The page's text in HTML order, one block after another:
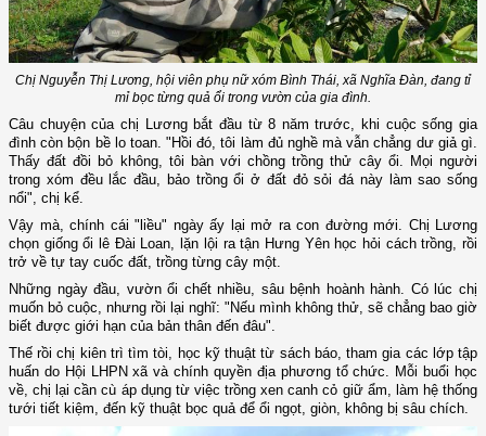
Chị Nguyễn Thị Lương, hội viên phụ nữ xóm Bình Thái, xã Nghĩa Đàn, đang tỉ
mỉ bọc từng quả ổi trong vườn của gia đình.
Câu chuyện của chị Lương bắt đầu từ 8 năm trước, khi cuộc sống gia
đình còn bộn bề lo toan. "Hồi đó, tôi làm đủ nghề mà vẫn chẳng dư giả gì.
Thấy đất đồi bỏ không, tôi bàn với chồng trồng thử cây ổi. Mọi người
trong xóm đều lắc đầu, bảo trồng ổi ở đất đỏ sỏi đá này làm sao sống
nổi", chị kể.
Vậy mà, chính cái "liều" ngày ấy lại mở ra con đường mới. Chị Lương
chọn giống ổi lê Đài Loan, lặn lội ra tận Hưng Yên học hỏi cách trồng, rồi
trở về tự tay cuốc đất, trồng từng cây một.
Những ngày đầu, vườn ổi chết nhiều, sâu bệnh hoành hành. Có lúc chị
muốn bỏ cuộc, nhưng rồi lại nghĩ: "Nếu mình không thử, sẽ chẳng bao giờ
biết được giới hạn của bản thân đến đâu".
Thế rồi chị kiên trì tìm tòi, học kỹ thuật từ sách báo, tham gia các lớp tập
huấn do Hội LHPN xã và chính quyền địa phương tổ chức. Mỗi buổi học
về, chị lại cần cù áp dụng từ việc trồng xen canh cỏ giữ ẩm, làm hệ thống
tưới tiết kiệm, đến kỹ thuật bọc quả để ổi ngọt, giòn, không bị sâu chích.